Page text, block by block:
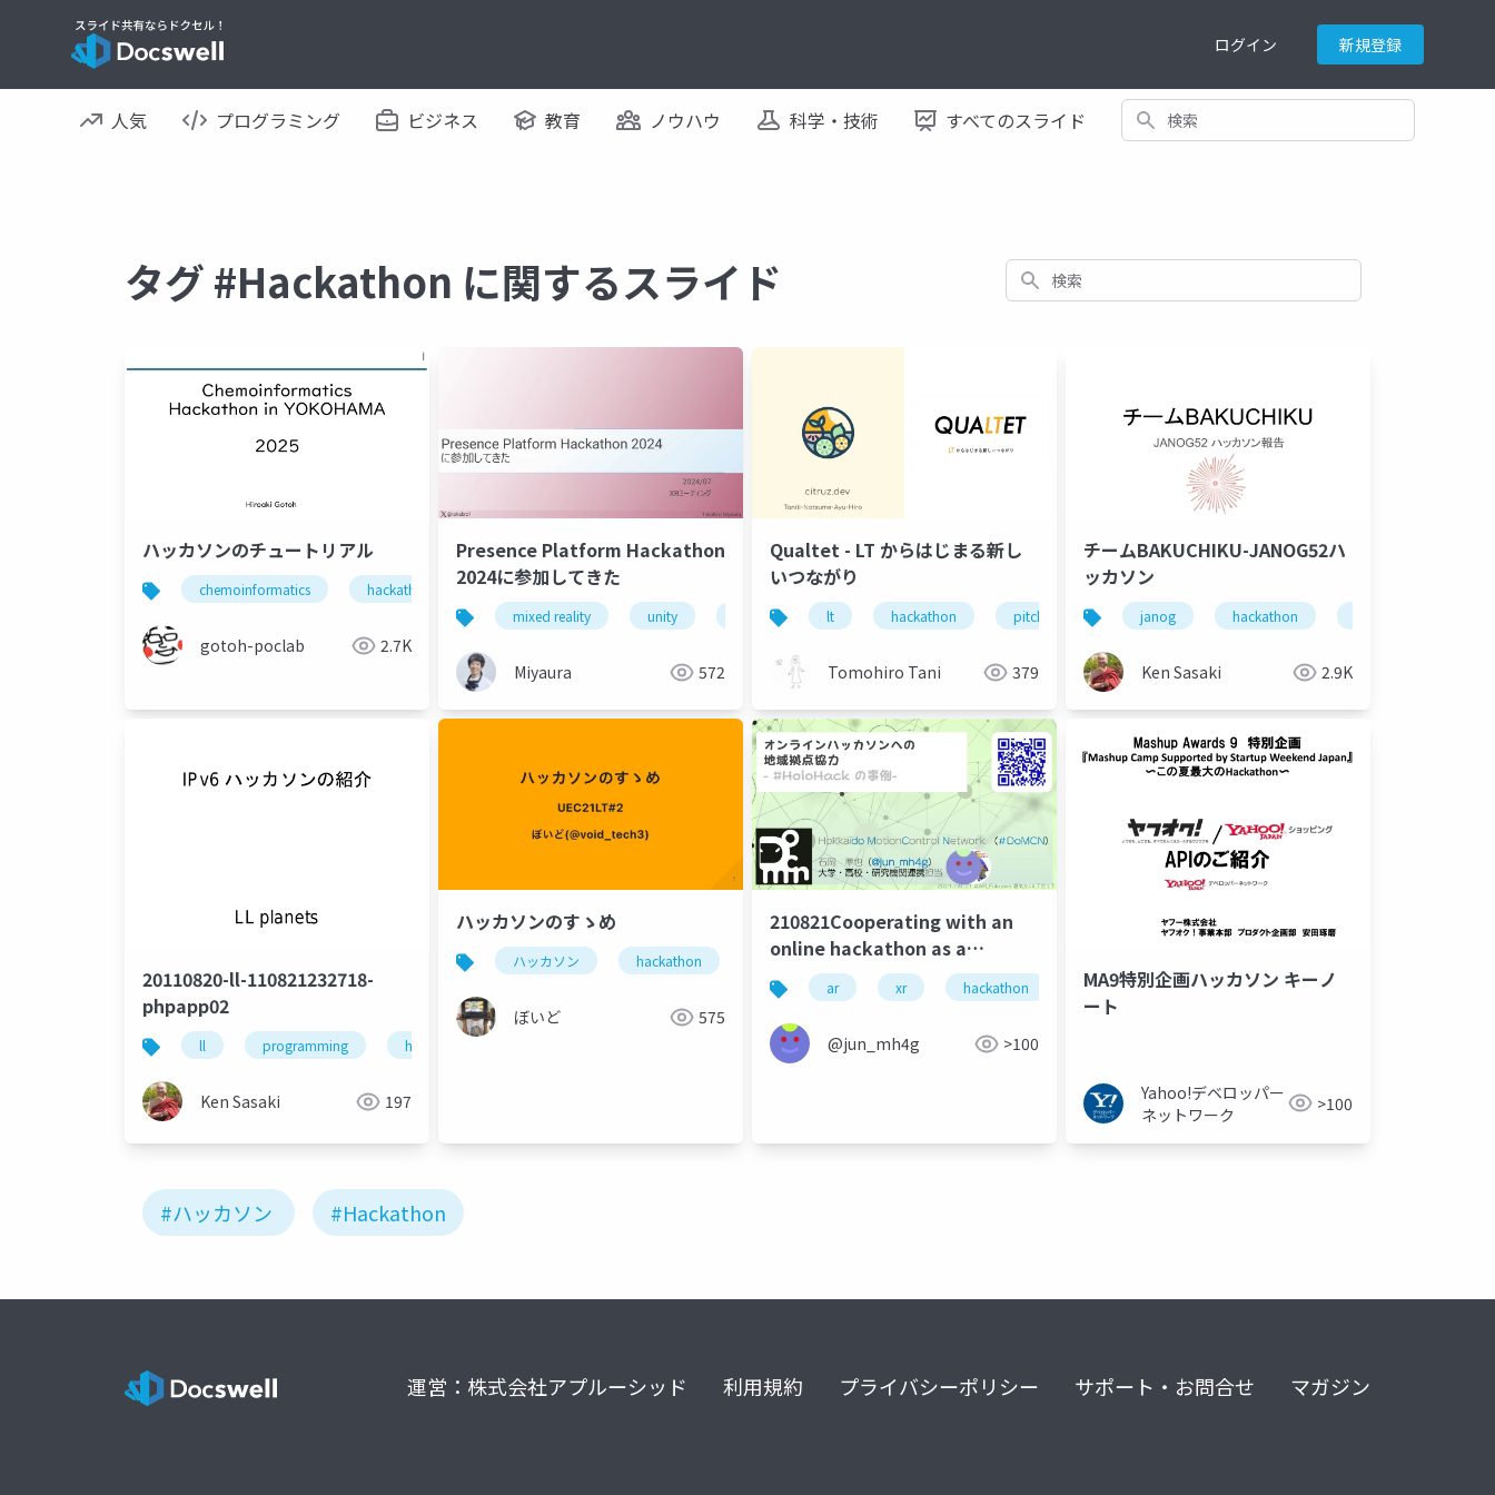
ログイン 新規登録
人気 プログラミング ビジネス 教育 ノウハウ 科学・技術 すべてのスライド 検索
タグ #Hackathon に関するスライド 検索
ハッカソンのチュートリアル
chemoinformatics hackathon toxicity prediction molecular descriptors
gotoh-poclab 2.7K
Presence Platform Hackathon
2024に参加してきた
mixed reality unity hackathon xrmtg
Miyaura 572
Qualtet - LT からはじまる新し
いつながり
lt hackathon pitch-contest 作品紹介 nextjs
Tomohiro Tani 379
チームBAKUCHIKU-JANOG52ハ
ッカソン
janog hackathon
Ken Sasaki 2.9K
20110820-ll-110821232718-
phpapp02
ll programming hackathon
Ken Sasaki 197
ハッカソンのすゝめ
ハッカソン hackathon programming development
ぼいど 575
210821Cooperating with an
online hackathon as a
satellite venue for regional
locations
ar xr hackathon community
@jun_mh4g >100
MA9特別企画ハッカソン キーノ
ート
Yahoo!デベロッパー
ネットワーク
>100
#ハッカソン #Hackathon
運営：株式会社アプルーシッド 利用規約 プライバシーポリシー サポート・お問合せ マガジン